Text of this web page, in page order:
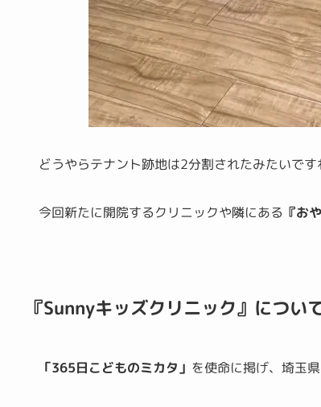
どうやらテナント跡地は2分割されたみたいです
今回新たに開院するクリニックや隣にある 『お
『Sunnyキッズクリニック』につい
「365日こどものミカタ」 を使命に掲げ、埼玉